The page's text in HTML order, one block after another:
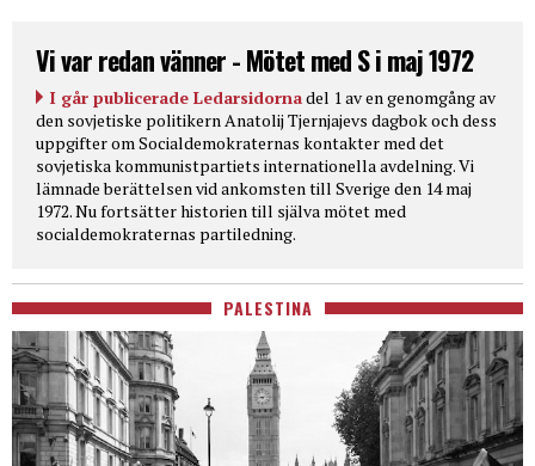
Vi var redan vänner - Mötet med S i maj 1972
I går publicerade Ledarsidornadel 1 av en genomgång av
den sovjetiske politikern Anatolij Tjernjajevs dagbok och dess
uppgifter om Socialdemokraternas kontakter med det
sovjetiska kommunistpartiets internationella avdelning. Vi
lämnade berättelsen vid ankomsten till Sverige den 14 maj
1972. Nu fortsätter historien till själva mötet med
socialdemokraternas partiledning.
PALESTINA